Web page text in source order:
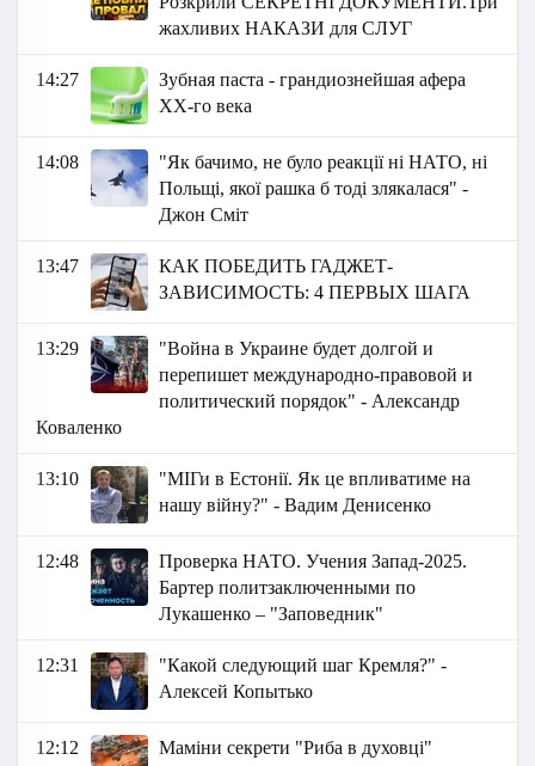
жахливих НАКАЗИ для СЛУГ
14:27
Зубная паста - грандиознейшая афера
XX-го века
14:08
"Як бачимо, не було реакції ні НАТО, ні
Польщі, якої рашка б тоді злякалася" -
Джон Сміт
13:47
КАК ПОБЕДИТЬ ГАДЖЕТ-
ЗАВИСИМОСТЬ: 4 ПЕРВЫХ ШАГА
13:29
"Война в Украине будет долгой и
перепишет международно-правовой и
политический порядок" - Александр
Коваленко
13:10
"МІГи в Естонії. Як це впливатиме на
нашу війну?" - Вадим Денисенко
12:48
Проверка НАТО. Учения Запад-2025.
Бартер политзаключенными по
Лукашенко – "Заповедник"
12:31
"Какой следующий шаг Кремля?" -
Алексей Копытько
12:12 Маміни секрети "Риба в духовці"